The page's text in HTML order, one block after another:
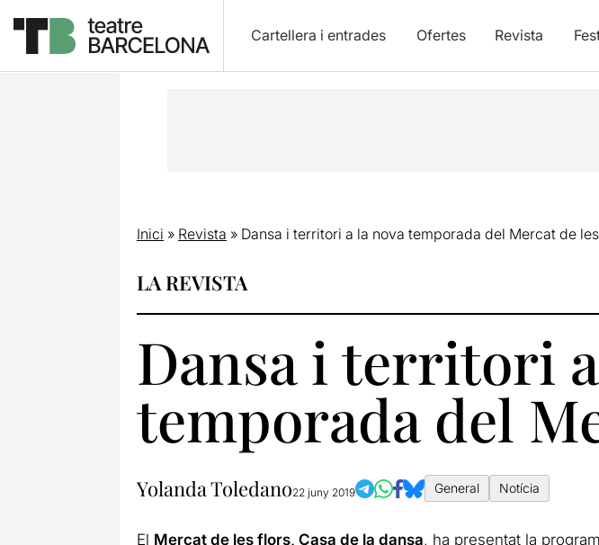
Cartellera i entrades Ofertes Revista
Inici » Revista » Dansa i territori a la nova temporada del Mercat de
LA REVISTA
Dansa i territori
temporada del
Yolanda Toledano22 juny 2019 General Notícia
El Mercat de les flors, Casa de la dansa, ha presentat la